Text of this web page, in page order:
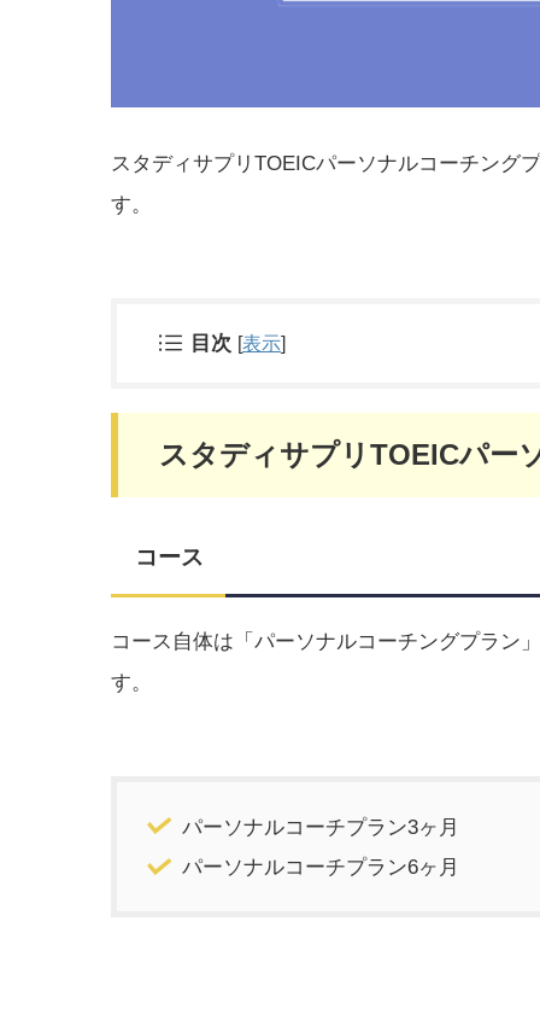
スタディサプリTOEICパーソナルコーチング
す。
目次 [表示]
スタディサプリTOEICパー
コース
コース自体は「パーソナルコーチングプラン
す。
パーソナルコーチプラン3ヶ月
パーソナルコーチプラン6ヶ月